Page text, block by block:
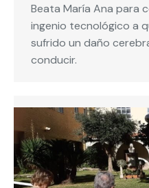
Beata María Ana para
ingenio tecnológico a
sufrido un daño
conducir.